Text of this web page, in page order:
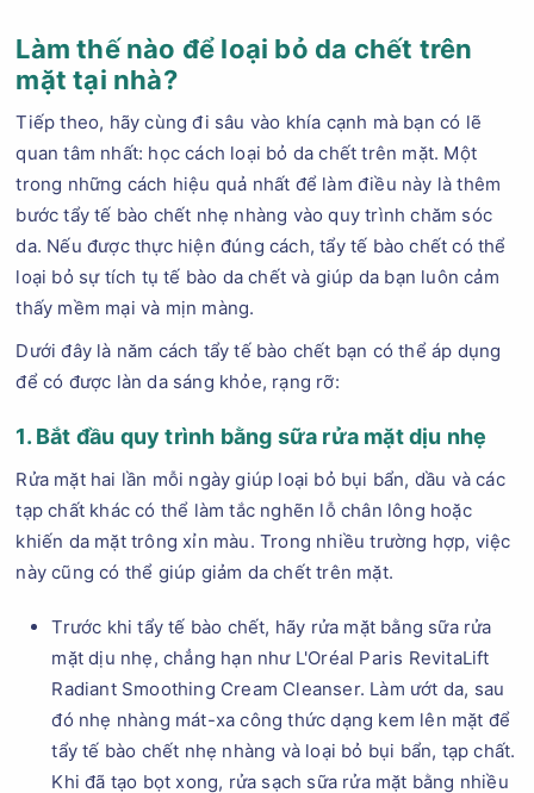
Làm thế nào để loại bỏ da chết trên
mặt tại nhà?
Tiếp theo, hãy cùng đi sâu vào khía cạnh mà bạn có lẽ
quan tâm nhất: học cách loại bỏ da chết trên mặt. Một
trong những cách hiệu quả nhất để làm điều này là thêm
bước tẩy tế bào chết nhẹ nhàng vào quy trình chăm sóc
da. Nếu được thực hiện đúng cách, tẩy tế bào chết có thể
loại bỏ sự tích tụ tế bào da chết và giúp da bạn luôn cảm
thấy mềm mại và mịn màng.
Dưới đây là năm cách tẩy tế bào chết bạn có thể áp dụng
để có được làn da sáng khỏe, rạng rỡ:
1. Bắt đầu quy trình bằng sữa rửa mặt dịu nhẹ
Rửa mặt hai lần mỗi ngày giúp loại bỏ bụi bẩn, dầu và các
tạp chất khác có thể làm tắc nghẽn lỗ chân lông hoặc
khiến da mặt trông xỉn màu. Trong nhiều trường hợp, việc
này cũng có thể giúp giảm da chết trên mặt.
Trước khi tẩy tế bào chết, hãy rửa mặt bằng sữa rửa
mặt dịu nhẹ, chẳng hạn như L'Oréal Paris RevitaLift
Radiant Smoothing Cream Cleanser. Làm ướt da, sau
đó nhẹ nhàng mát-xa công thức dạng kem lên mặt để
tẩy tế bào chết nhẹ nhàng và loại bỏ bụi bẩn, tạp chất.
Khi đã tạo bọt xong, rửa sạch sữa rửa mặt bằng nhiều